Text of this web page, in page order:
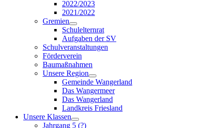
2022/2023
2021/2022
Gremien
Schulelternrat
Aufgaben der SV
Schulveranstaltungen
Förderverein
Baumaßnahmen
Unsere Region
Gemeinde Wangerland
Das Wangermeer
Das Wangerland
Landkreis Friesland
Unsere Klassen
Jahrgang 5 (?)